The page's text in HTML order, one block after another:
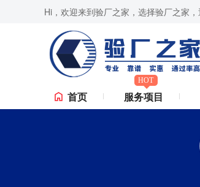
Hi，欢迎来到验厂之家，选择验厂之家
验厂,ICTI验厂,Disney验厂,RBA认证咨询,ISO9001
首页
HOT
服务项目